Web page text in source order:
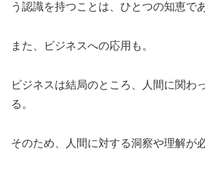
う認識を持つことは、ひとつの知恵で
また、ビジネスへの応用も。
ビジネスは結局のところ、人間に関わ
る。
そのため、人間に対する洞察や理解が必